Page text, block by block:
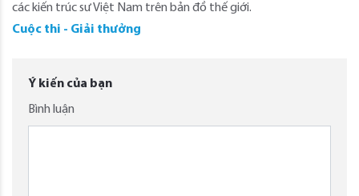
các kiến trúc sư Việt Nam trên bản đồ thế giới.
Cuộc thi - Giải thưởng
Ý kiến của bạn
Bình luận